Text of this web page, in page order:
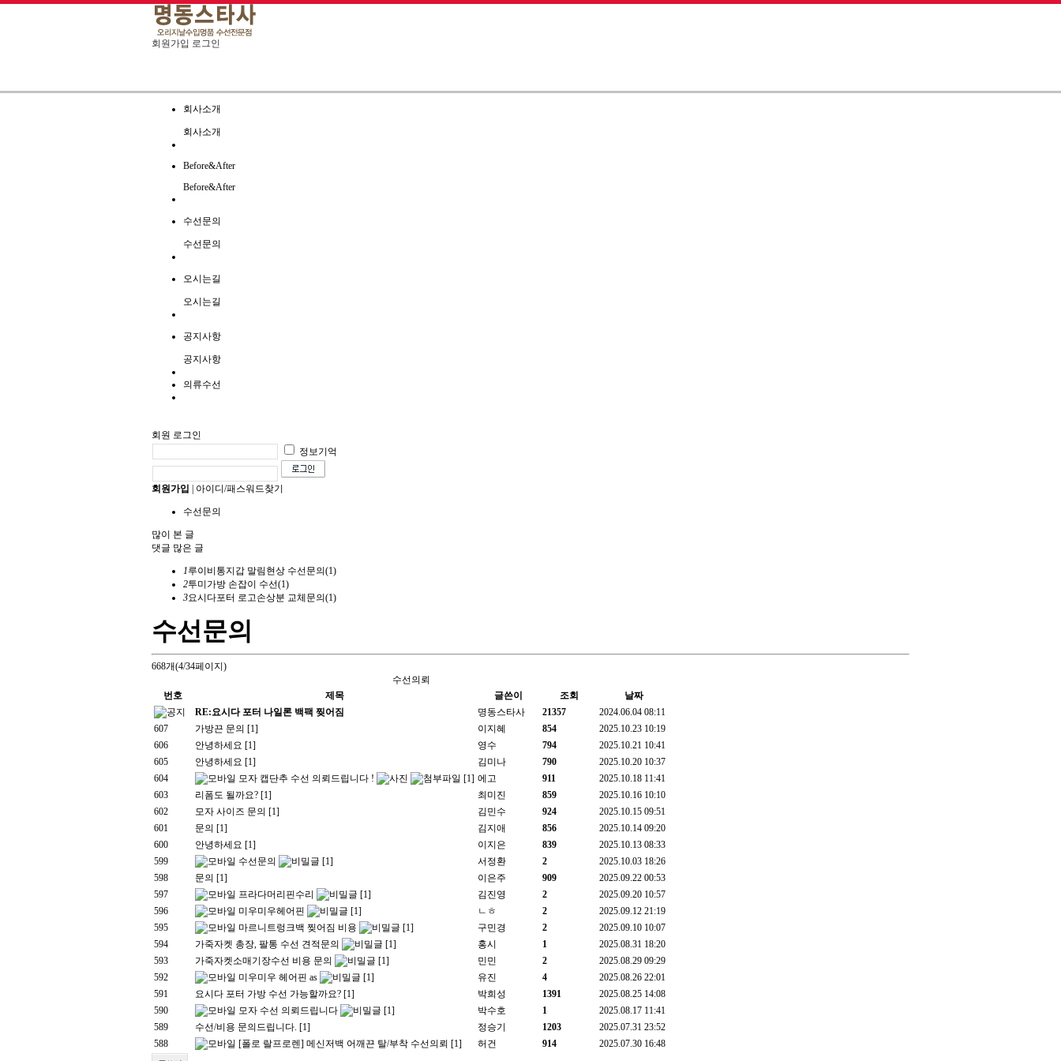
회원가입 로그인
회사소개
회사소개
Before&After
Before&After
수선문의
수선문의
오시는길
오시는길
공지사항
공지사항
의류수선
회원 로그인
정보기억
회원가입 아이디/패스워드찾기
수선문의
많이 본 글
댓글 많은 글
1루이비통지갑 말림현상 수선문의 (1)
2투미가방 손잡이 수선(1)
3요시다포터 로고손상분 교체문의 (1)
수선문의
668개(4/34페이지)
수선의뢰
번호
제목 글쓴이 조회
날짜
RE:요시다 포터 나일론 백팩 찢어짐
명동스타사 21357
2024.06.04 08:11
607
가방끈 문의 [1] 이지혜 854
2025.10.23 10:19
606
안녕하세요 [1] 영수 794
2025.10.21 10:41
605
안녕하세요 [1] 김미나 790
2025.10.20 10:37
604
모자 캡단추 수선 의뢰드립니다 ! [1] 에고 911
2025.10.18 11:41
603
리폼도 될까요? [1] 최미진 859
2025.10.16 10:10
602
모자 사이즈 문의 [1] 김민수 924
2025.10.15 09:51
601
문의 [1] 김지애 856
2025.10.14 09:20
600
안녕하세요 [1] 이지은 839
2025.10.13 08:33
599
수선문의 [1] 서정환 2
2025.10.03 18:26
598
문의 [1] 이은주 909
2025.09.22 00:53
597
프라다머리핀수리 [1] 김진영 2
2025.09.20 10:57
596
미우미우헤어핀 [1] ㄴㅎ 2
2025.09.12 21:19
595
마르니트렁크백 찢어짐 비용 [1] 구민경 2
2025.09.10 10:07
594
가죽자켓 총장, 팔통 수선 견적문의 [1] 홍시 1
2025.08.31 18:20
593
가죽자켓소매기장수선 비용 문의 [1] 민민 2
2025.08.29 09:29
592
미우미우 헤어핀 as [1] 유진 4
2025.08.26 22:01
591
요시다 포터 가방 수선 가능할까요? [1] 박희성 1391
2025.08.25 14:08
590
모자 수선 의뢰드립니다 [1] 박수호 1
2025.08.17 11:41
589
수선/비용 문의드립니다. [1] 정승기 1203
2025.07.31 23:52
588
[폴로 랄프로렌] 메신저백 어깨끈 탈/부착 수선의뢰 [1] 허건 914 2025.07.30 16:48